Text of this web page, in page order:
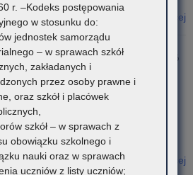
Czytaj więcej
do spraw oświaty i wychowania
osiągnięcia edukacyjne w roku szkolnym
2025/2026
2 kwietnia 2026
„Ustal z Babcią Hasło”
zwycięzcom oraz wszystkim
za zaangażowanie się w realizację
Czytaj więcej
r. –Kodeks postępowania
w stosunku do:
jednostek samorządu
– w sprawach szkół
zakładanych i
przez osoby prawne i
oraz szkół i placówek
szkół – w sprawach z
obowiązku szkolnego i
nauki oraz w sprawach
uczniów z listy uczniów;